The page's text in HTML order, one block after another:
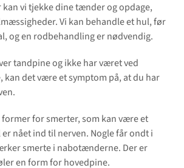
vi tjekke dine tænder og opdage,
Vi kan behandle et hul, før
og en rodbehandling er nødvendig.
tandpine og ikke har været ved
det være et symptom på, at du har
for smerter, som kan være et
nået ind til nerven. Nogle får ondt i
smerte i nabotænderne. Der er
en form for hovedpine.